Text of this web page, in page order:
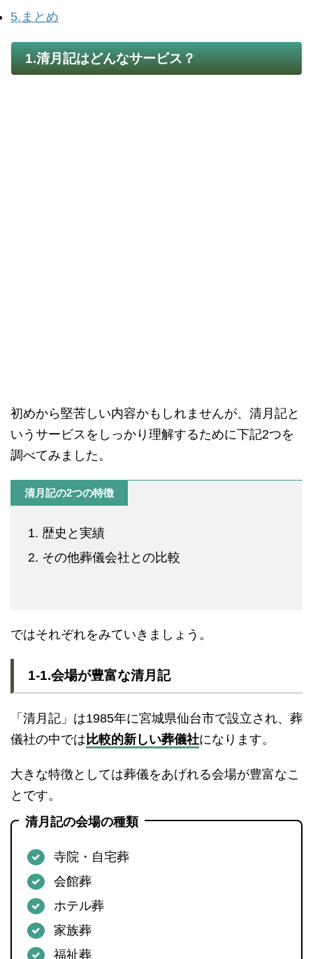
5.まとめ
1.清月記はどんなサービス？
初めから堅苦しい内容かもしれませんが、清月記と
いうサービスをしっかり理解するために下記2つを
調べてみました。
清月記の2つの特徴
歴史と実績
その他葬儀会社との比較
ではそれぞれをみていきましょう。
1-1.会場が豊富な清月記
「清月記」は1985年に宮城県仙台市で設立され、葬
儀社の中では 比較的新しい葬儀社になります。
大きな特徴としては葬儀をあげれる会場が豊富なこ
とです。
清月記の会場の種類
寺院・自宅葬
会館葬
ホテル葬
家族葬
福祉葬